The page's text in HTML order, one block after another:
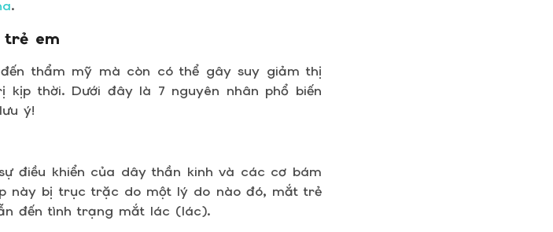
.
trẻ em
thẩm mỹ mà còn có thể gây suy giảm thị
kịp thời. Dưới đây là 7 nguyên nhân phổ biến
ý!
điều khiển của dây thần kinh và các cơ bám
này bị trục trặc do một lý do nào đó, mắt trẻ
đến tình trạng mắt lác (lác).